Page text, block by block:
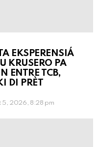
EKSPERENSIÁ
KRUSERO PA
ENTRE TCB,
DI PRÈT
5, 2026, 8:28 pm